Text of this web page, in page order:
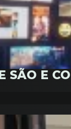
SÃO E